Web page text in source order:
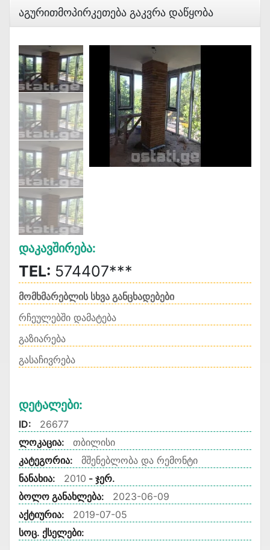
Აგურითმოპირკეთება Გაკვრა Დაწყობა
Დაკავშირება:
TEL: 574407***
მომხმარებლის სხვა განცხადებები
რჩეულებში დამატება
გაზიარება
გასაჩივრება
Დეტალები:
ID:
26677
ლოკაცია:
თბილისი
კატეგორია:
მშენებლობა და რემონტი
ნანახია:
2010 - ჯერ.
ბოლო განახლება:
2023-06-09
აქტიურია:
2019-07-05
სოც. ქსელები: